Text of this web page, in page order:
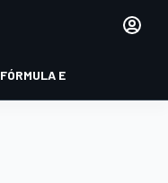
FÓRMULA E